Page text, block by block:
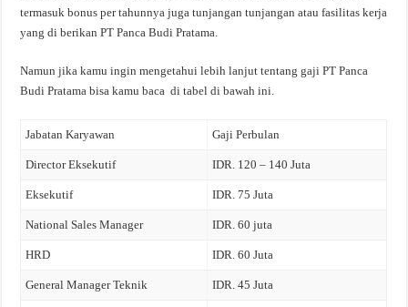
termasuk bonus per tahunnya juga tunjangan tunjangan atau fasilitas kerja
yang di berikan PT Panca Budi Pratama.
Namun jika kamu ingin mengetahui lebih lanjut tentang gaji PT Panca
Budi Pratama bisa kamu baca di tabel di bawah ini.
Jabatan Karyawan Gaji Perbulan
Director Eksekutif IDR. 120 – 140 Juta
Eksekutif IDR. 75 Juta
National Sales Manager IDR. 60 juta
HRD IDR. 60 Juta
General Manager Teknik IDR. 45 Juta